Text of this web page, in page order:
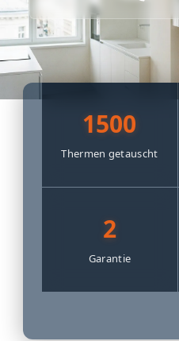
1500
Thermen getauscht
2
Garantie